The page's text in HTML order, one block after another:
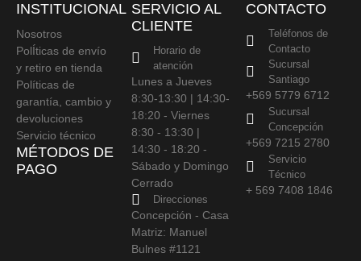
INSTITUCIONAL
Nosotros
PolÍticas de envío
y retiro en tienda
Políticas de
garantía, cambio y
devoluciones
Servicio técnico
MÉTODOS DE
PAGO
SERVICIO AL
CLIENTE
Horario de
atención
Lunes a Jueves
8:30-13:30 | 14:30-
18:20 - Viernes
8:30 - 13:30 |
14:30 - 18:20 -
Sábado y Domingo
Cerrado
Direcciones
Concepción - Casa
Matriz: Manuel
Bulnes #1121
CONTACTO
Teléfonos de
Contacto
Sucursal
Santiago
+569 5779 6712
Sucursal
Concepción
+569 7215 2780
Servicio
Técnico
+ 569 7408 1846